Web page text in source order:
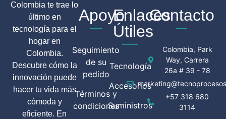
Colombia te trae lo
último en
tecnología para el
hogar en
Colombia.
Descubre cómo la
innovación puede
hacer tu vida más
cómoda y
eficiente. En
Apoyo
Seguimiento
de su
pedido
Términos y
condiciones
Enlaces
Útiles
Tecnología
Accesorios
Suministros
Contacto
Colombia, Park
Way, Carrera
26a # 39 - 78
+57 318 680
3114